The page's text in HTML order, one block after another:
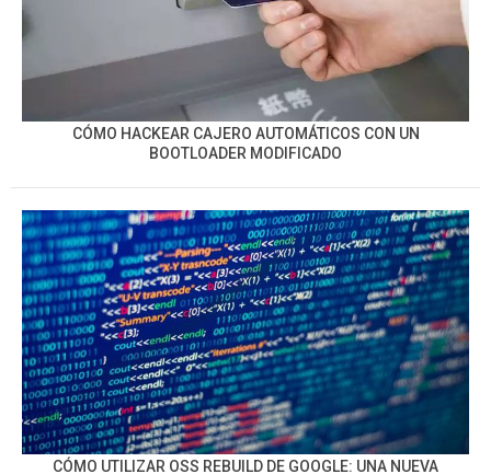
CÓMO HACKEAR CAJERO AUTOMÁTICOS CON UN
BOOTLOADER MODIFICADO
CÓMO UTILIZAR OSS REBUILD DE GOOGLE: UNA NUEVA